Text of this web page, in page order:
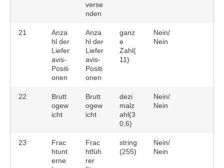
verse
nden
21
Anza
hl der
Liefer
avis-
Positi
onen
Anza
hl der
Liefer
avis-
Positi
onen
ganz
e
Zahl(
11)
Nein/
Nein
22
Brutt
ogew
icht
Brutt
ogew
icht
dezi
malz
ahl(3
0,6)
Nein/
Nein
23
Frac
htunt
erne
Frac
htfüh
rer
string
(255)
Nein/
Nein